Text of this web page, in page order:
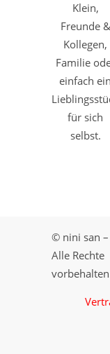
Klein,
Freunde &
Kollegen,
Familie
einfach ein
für sich
selbst.
© nini san –
Alle Rechte